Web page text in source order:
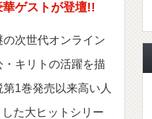
ゲストが登壇!!
次世代オンライン
キリトの活躍を描
1巻発売以来高い人
た大ヒットシリー